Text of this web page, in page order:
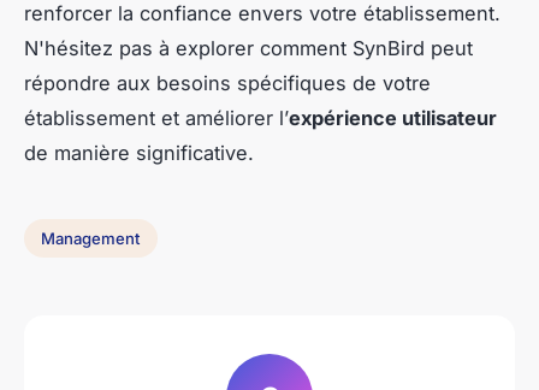
renforcer la confiance envers votre établissement.
N'hésitez pas à explorer comment SynBird peut
répondre aux besoins spécifiques de votre
établissement et améliorer l’expérience utilisateur
de manière significative.
Management